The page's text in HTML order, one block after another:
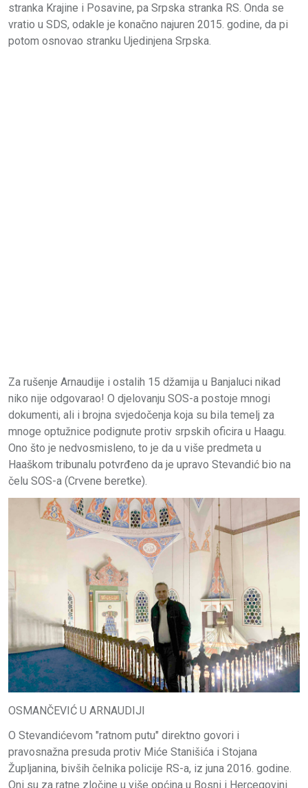
stranka Krajine i Posavine, pa Srpska stranka RS. Onda se
vratio u SDS, odakle je konačno najuren 2015. godine, da pi
potom osnovao stranku Ujedinjena Srpska.
Za rušenje Arnaudije i ostalih 15 džamija u Banjaluci nikad
niko nije odgovarao! O djelovanju SOS-a postoje mnogi
dokumenti, ali i brojna svjedočenja koja su bila temelj za
mnoge optužnice podignute protiv srpskih oficira u Haagu.
Ono što je nedvosmisleno, to je da u više predmeta u
Haaškom tribunalu potvrđeno da je upravo Stevandić bio na
čelu SOS-a (Crvene beretke).
OSMANČEVIĆ U ARNAUDIJI
O Stevandićevom "ratnom putu" direktno govori i
pravosnažna presuda protiv Miće Stanišića i Stojana
Župljanina, bivših čelnika policije RS-a, iz juna 2016. godine.
Oni su za ratne zločine u više općina u Bosni i Hercegovini